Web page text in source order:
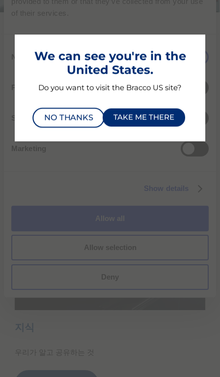
of their services.
Necessary
Preferences
Statistics
Marketing
Show details
Allow all
Allow selection
Deny
The sum of multiple
parts
듯이, 브라코는 우리가 모든 면에서 모범이 될 수 있도록 가
우리는 세계 최고의 과학자와 엔지니어들의 방대한 지식을
모아서 혁신 및 지속 가능성과 결합하는 것으로 건강하고
조화로운 삶을 추구하는 지역과 글로벌 커뮤니티의 요구에
지식
우리가 알고 공유하는 것
We can see you're in the
United States.
Do you want to visit the Bracco US site?
NO THANKS TAKE ME THERE